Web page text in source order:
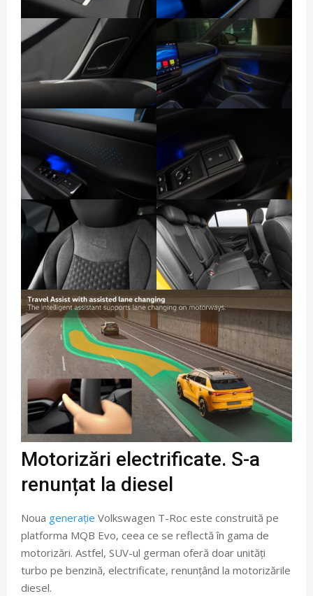
Motorizări electrificate. S-a
renunțat la diesel
Noua generație Volkswagen T-Roc este construită pe
platforma MQB Evo, ceea ce se reflectă în gama de
motorizări. Astfel, SUV-ul german oferă doar unități
turbo pe benzină, electrificate, renunțând la motorizările
diesel.